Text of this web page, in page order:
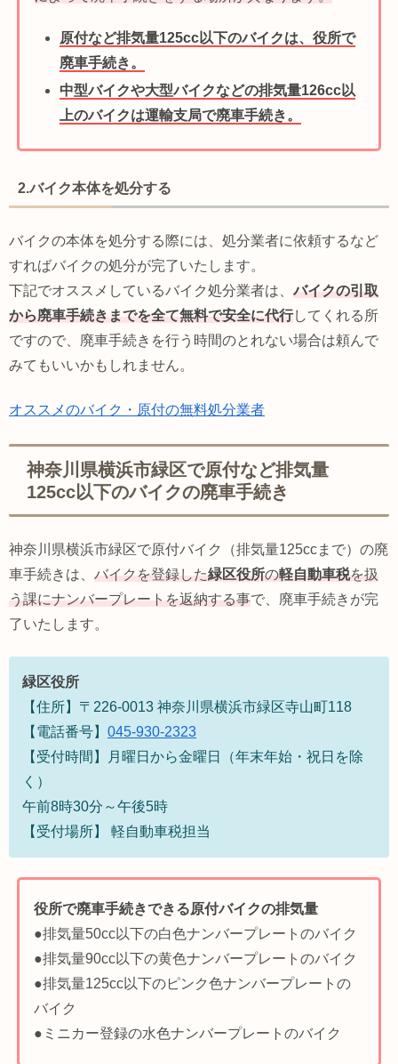
原付など排気量125cc以下のバイクは、役所で
廃車手続き。
中型バイクや大型バイクなどの排気量126cc以
上のバイクは運輸支局で廃車手続き。
2.バイク本体を処分する
バイクの本体を処分する際には、処分業者に依頼するなど
すればバイクの処分が完了いたします。
下記でオススメしているバイク処分業者は、バイクの引取
から廃車手続きまでを全て無料で安全に代行してくれる所
ですので、廃車手続きを行う時間のとれない場合は頼んで
みてもいいかもしれません。
オススメのバイク・原付の無料処分業者
神奈川県横浜市緑区で原付など排気量
125cc以下のバイクの廃車手続き
神奈川県横浜市緑区で原付バイク（排気量125ccまで）の廃
車手続きは、 バイクを登録した緑区役所の軽自動車税を扱
う課にナンバープレートを返納する事で、廃車手続きが完
了いたします。
緑区役所
【住所】〒226-0013 神奈川県横浜市緑区寺山町118
【電話番号】 045-930-2323
【受付時間】月曜日から金曜日（年末年始・祝日を除
く）
午前8時30分～午後5時
【受付場所】 軽自動車税担当
役所で廃車手続きできる原付バイクの排気量
●排気量50cc以下の白色ナンバープレートのバイク
●排気量90cc以下の黄色ナンバープレートのバイク
●排気量125cc以下のピンク色ナンバープレートの
バイク
●ミニカー登録の水色ナンバープレートのバイク